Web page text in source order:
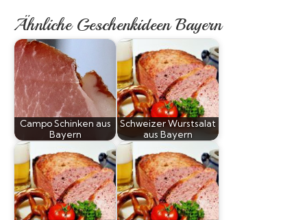
Ähnliche Geschenkideen Bayern
Campo Schinken aus
Bayern
Schweizer Wurstsalat
aus Bayern